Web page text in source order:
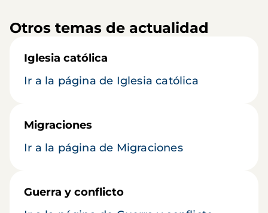
Otros temas de actualidad
Iglesia católica
Ir a la página de Iglesia católica
Migraciones
Ir a la página de Migraciones
Guerra y conflicto